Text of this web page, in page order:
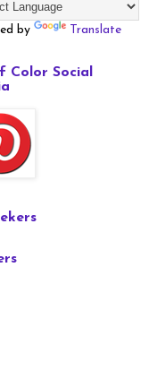
by Translate
Color Social